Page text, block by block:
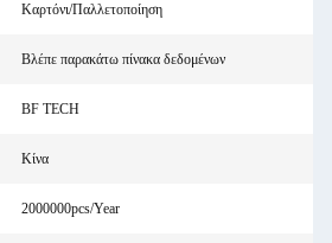
Καρτόνι/Παλλετοποίηση
Βλέπε παρακάτω πίνακα δεδομένων
BF TECH
Κίνα
2000000pcs/Year